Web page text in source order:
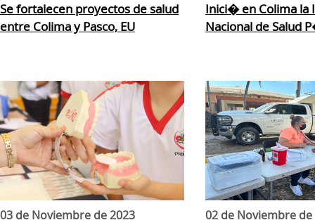
Se fortalecen proyectos de salud
entre Colima y Pasco, EU
Inici� en Colima la
Nacional de Salud
03 de Noviembre de 2023 02 de Noviembre de